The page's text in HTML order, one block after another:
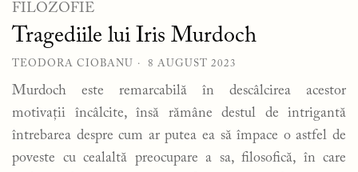
FILOZOFIE
Tragediile lui Iris Murdoch
TEODORA CIOBANU 8 AUGUST 2023
Murdoch este remarcabilă în descâlcirea acestor
motivații încâlcite, însă rămâne destul de intrigantă
întrebarea despre cum ar putea ea să împace o astfel de
poveste cu cealaltă preocupare a sa, filosofică, în care